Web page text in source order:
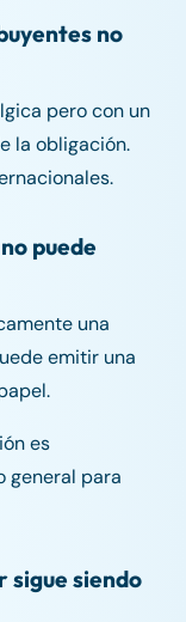
no
pero con un
la obligación.
puede
una
emitir una
es
general para
sigue siendo